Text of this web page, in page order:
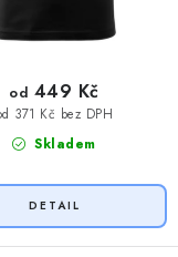
Skladem
371 Kč bez DPH
od 449 Kč